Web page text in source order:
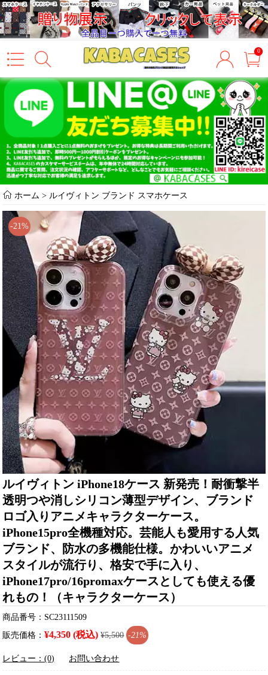
0
ホーム > ルイヴィトン ブランド スマホケース
-21%
ルイヴィトン iPhone18ケース 新発売！耐衝撃半
透明つや消しシリコン薄型デザイン、ブランド
ロゴ入りアニメキャラクターケース。
iPhone15pro全機種対応。芸能人も愛用する人気
ブランド、防水の多機能仕様。かわいいアニメ
スタイルが流行り、格安で手に入り、
iPhone17pro/16promaxケースとしても使える優
れもの！（キャラクターケース）
商品番号：SC23111509
販売価格：¥4,350 (税込) ¥5,500 -21%
レビュー：(0) お問い合わせ